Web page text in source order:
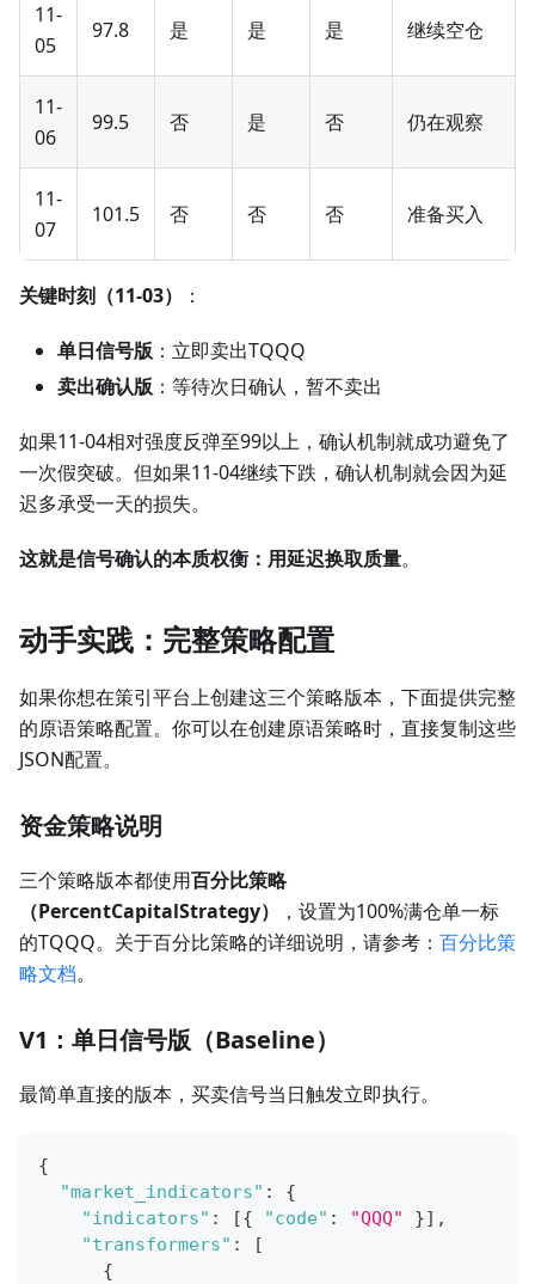
11-
05
97.8 是 是 是 继续空仓
11-
06
99.5 否 是 否 仍在观察
11-
07
101.5 否 否 否 准备买入
关键时刻（11-03） ：
单日信号版 ：立即卖出TQQQ
卖出确认版 ：等待次日确认，暂不卖出
如果11-04相对强度反弹至99以上，确认机制就成功避免了
一次假突破。但如果11-04继续下跌，确认机制就会因为延
迟多承受一天的损失。
这就是信号确认的本质权衡：用延迟换取质量。
动手实践：完整策略配置
如果你想在策引平台上创建这三个策略版本，下面提供完整
的原语策略配置。你可以在创建原语策略时，直接复制这些
JSON配置。
资金策略说明
三个策略版本都使用百分比策略
（PercentCapitalStrategy）
，设置为100%满仓单一标
的TQQQ。关于百分比策略的详细说明，请参考： 百分比策
略文档。
V1：单日信号版（Baseline）
最简单直接的版本，买卖信号当日触发立即执行。
{
"market_indicators" :
{
"indicators" : [{ "code" : "QQQ" }] ,
"transformers" :
[
{